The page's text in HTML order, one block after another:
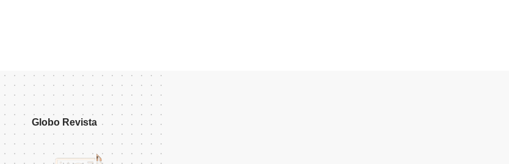
Globo Revista